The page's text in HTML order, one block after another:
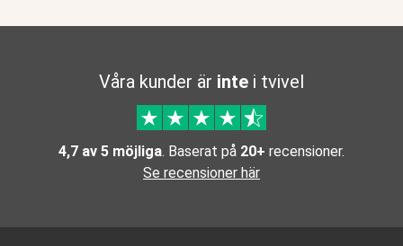
Våra kunder är inte i tvivel
4,7 av 5 möjliga. Baserat på 20+ recensioner.
Se recensioner här